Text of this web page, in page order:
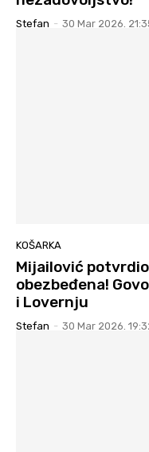
Stefan - 30 Mar 2026.
KOŠARKA
Mijailović
obezbeđena!
i Lovernju
Stefan - 30 Mar 2026.